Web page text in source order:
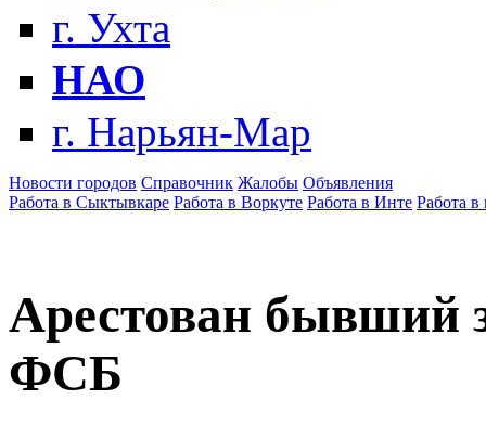
г. Ухта
НАО
г. Нарьян-Мар
Новости городов Справочник Жалобы Объявления
Работа в Сыктывкаре Работа в Воркуте Работа в Инте Работа в
Арестован бывший
ФСБ